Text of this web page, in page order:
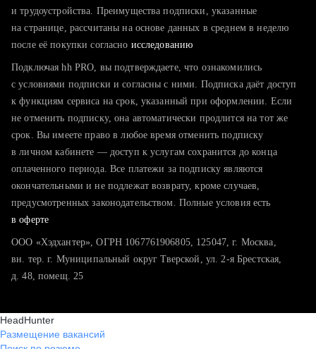
тратите много времени на поиск и вручную поднимаете
хотите сравнить себя с конкурентами и оценить шансы
и трудоустройства. Преимущества подписки, указанные
на странице, рассчитаны на основе данных в среднем в неделю
после её покупки согласно исследованию
Подключая hh PRO, вы подтверждаете, что ознакомились
с условиями подписки и согласны с ними. Подписка даёт доступ
к функциям сервиса на срок, указанный при оформлении. Если
не отменить подписку, она автоматически продлится на тот же
срок. Вы имеете право в любое время отменить подписку
в личном кабинете — доступ к услугам сохранится до конца
оплаченного периода. Все платежи за подписку являются
окончательными и не подлежат возврату, кроме случаев,
предусмотренных законодательством. Полные условия есть
в оферте
ООО «Хэдхантер», ОГРН 1067761906805, 125047, г. Москва,
вн. тер. г. Муниципальный округ Тверской, ул. 2-я Брестская,
д. 48, помещ. 25
HeadHunter
Размещение вакансий